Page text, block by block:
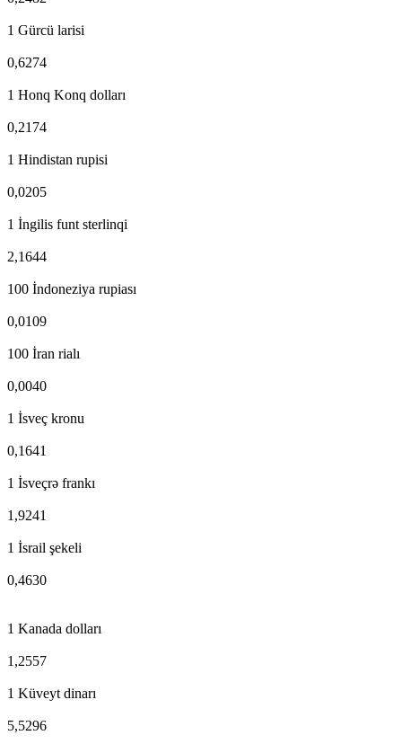
1 Gürcü larisi
0,6274
1 Honq Konq dolları
0,2174
1 Hindistan rupisi
0,0205
1 İngilis funt sterlinqi
2,1644
100 İndoneziya rupiası
0,0109
100 İran rialı
0,0040
1 İsveç kronu
0,1641
1 İsveçrə frankı
1,9241
1 İsrail şekeli
0,4630
1 Kanada dolları
1,2557
1 Küveyt dinarı
5,5296